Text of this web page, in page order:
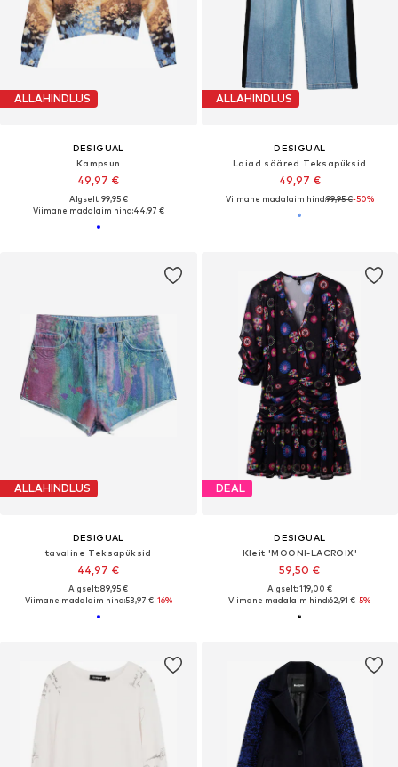
ALLAHINDLUS
DESIGUAL
Kampsun
49,97 €
Algselt: 99,95 €
Viimane madalaim hind:44,97 €
ALLAHINDLUS
DESIGUAL
Laiad sääred Teksapüksid
49,97 €
Viimane madalaim hind:99,95 €-50%
ALLAHINDLUS
DESIGUAL
tavaline Teksapüksid
44,97 €
Algselt: 89,95 €
Viimane madalaim hind:53,97 €-16%
DEAL
DESIGUAL
Kleit 'MOONI-LACROIX'
59,50 €
Algselt: 119,00 €
Viimane madalaim hind:62,91 €-5%